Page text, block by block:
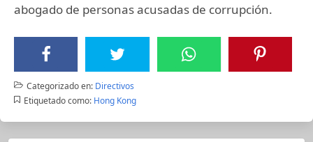
abogado de personas acusadas de corrupción.
Categorizado en: Directivos
Etiquetado como: Hong Kong